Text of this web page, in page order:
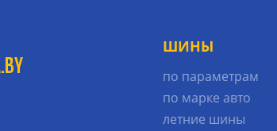
ШИНЫ
по параметрам
по марке авто
летние шины